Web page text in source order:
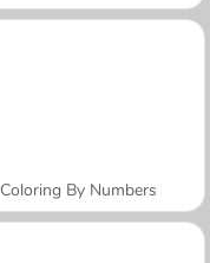
Coloring By Numbers